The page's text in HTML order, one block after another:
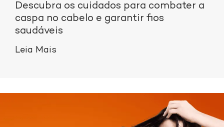
Descubra os cuidados para combater a
caspa no cabelo e garantir fios
saudáveis
Leia Mais